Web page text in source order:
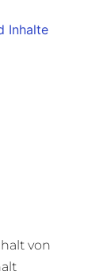
Inhalte
von